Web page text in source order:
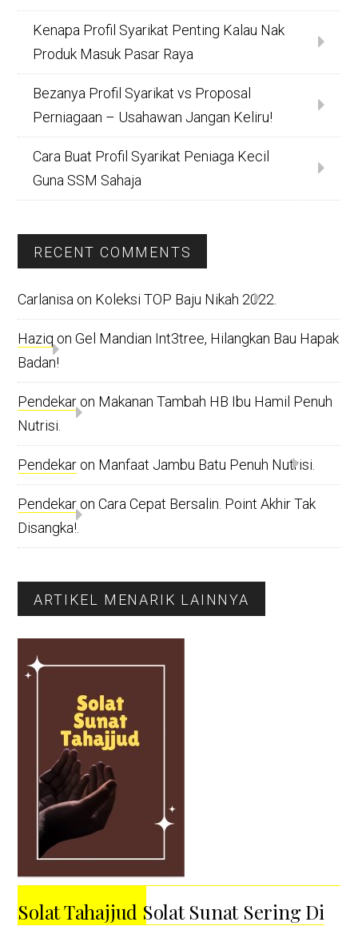
Kenapa Profil Syarikat Penting Kalau Nak
Produk Masuk Pasar Raya
Bezanya Profil Syarikat vs Proposal
Perniagaan – Usahawan Jangan Keliru!
Cara Buat Profil Syarikat Peniaga Kecil
Guna SSM Sahaja
RECENT COMMENTS
Carlanisa on Koleksi TOP Baju Nikah 2022.
Haziq onGel Mandian Int3tree, Hilangkan Bau Hapak
Badan!
Pendekar on Makanan Tambah HB Ibu Hamil Penuh
Nutrisi.
Pendekar on Manfaat Jambu Batu Penuh Nutrisi.
Pendekar onCara Cepat Bersalin. Point Akhir Tak
Disangka!.
ARTIKEL MENARIK LAINNYA
Solat Tahajjud Solat Sunat Sering Di